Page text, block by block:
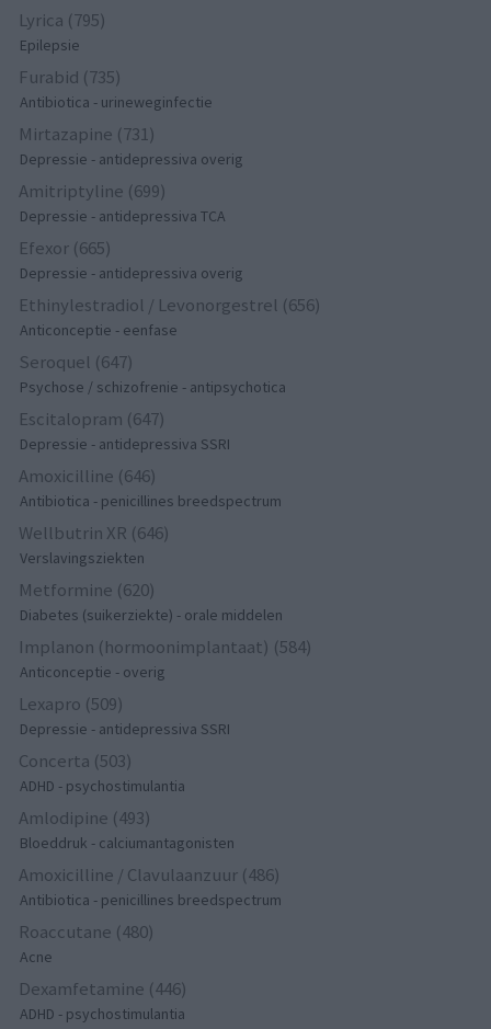
Lyrica (795)
Epilepsie
Furabid (735)
Antibiotica - urineweginfectie
Mirtazapine (731)
Depressie - antidepressiva overig
Amitriptyline (699)
Depressie - antidepressiva TCA
Efexor (665)
Depressie - antidepressiva overig
Ethinylestradiol / Levonorgestrel (656)
Anticonceptie - eenfase
Seroquel (647)
Psychose / schizofrenie - antipsychotica
Escitalopram (647)
Depressie - antidepressiva SSRI
Amoxicilline (646)
Antibiotica - penicillines breedspectrum
Wellbutrin XR (646)
Verslavingsziekten
Metformine (620)
Diabetes (suikerziekte) - orale middelen
Implanon (hormoonimplantaat) (584)
Anticonceptie - overig
Lexapro (509)
Depressie - antidepressiva SSRI
Concerta (503)
ADHD - psychostimulantia
Amlodipine (493)
Bloeddruk - calciumantagonisten
Amoxicilline / Clavulaanzuur (486)
Antibiotica - penicillines breedspectrum
Roaccutane (480)
Acne
Dexamfetamine (446)
ADHD - psychostimulantia